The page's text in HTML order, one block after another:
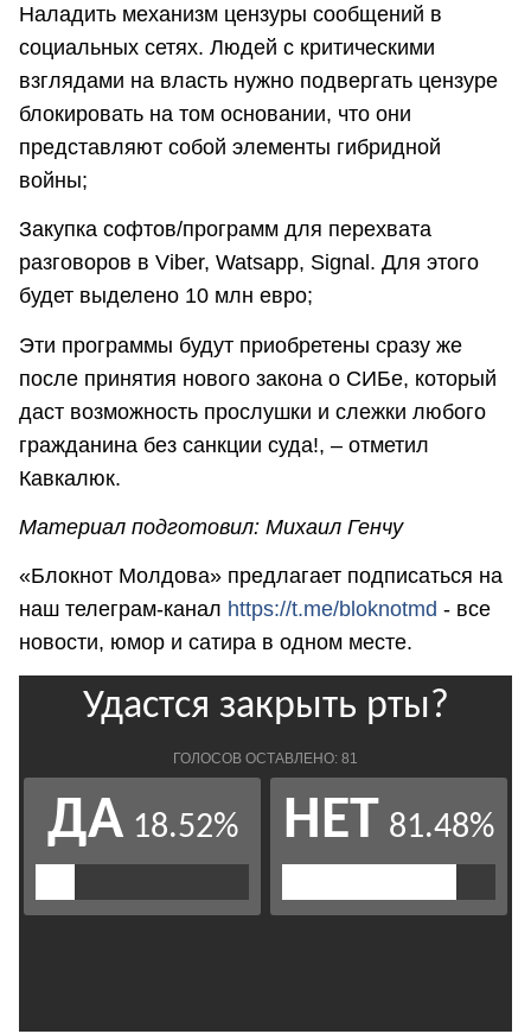
Наладить механизм цензуры сообщений в
социальных сетях. Людей с критическими
взглядами на власть нужно подвергать цензуре
блокировать на том основании, что они
представляют собой элементы гибридной
войны;
Закупка софтов/программ для перехвата
разговоров в Viber, Watsapp, Signal. Для этого
будет выделено 10 млн евро;
Эти программы будут приобретены сразу же
после принятия нового закона о СИБе, который
даст возможность прослушки и слежки любого
гражданина без санкции суда!, – отметил
Кавкалюк.
Материал подготовил: Михаил Генчу
«Блокнот Молдова» предлагает подписаться на
наш телеграм-канал https://t.me/bloknotmd - все
новости, юмор и сатира в одном месте.